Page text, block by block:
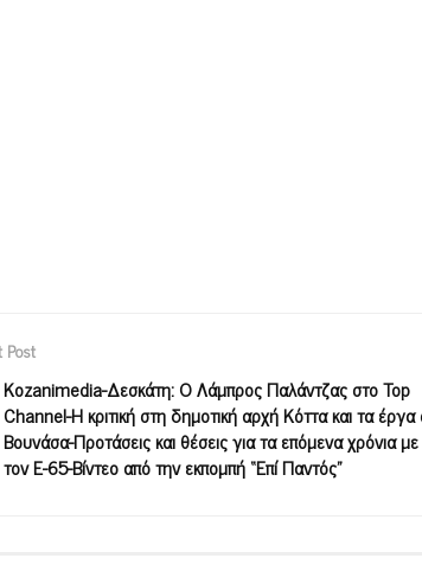
Post
Kozanimedia-Δεσκάτη: Ο Λάμπρος Παλάντζας στο Top
Channel-Η κριτική στη δημοτική αρχή Κόττα και τα έργα
Βουνάσα-Προτάσεις και θέσεις για τα επόμενα χρόνια
τον Ε-65-Βίντεο από την εκπομπή “Επί Παντός”